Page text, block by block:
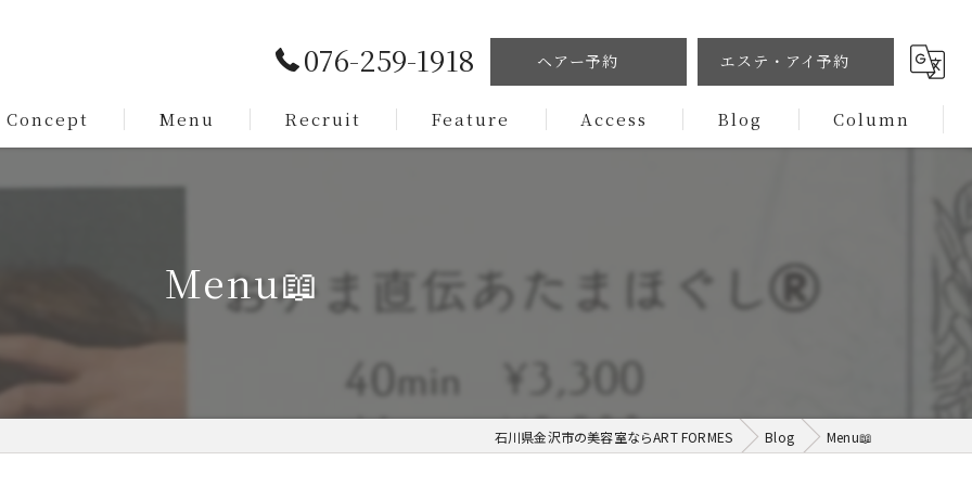
076-259-1918 ヘアー予約 エステ・アイ予約
Concept Menu Recruit Feature Access Blog Column
Menu📖
石川県金沢市の美容室ならART FORMES Blog Menu📖